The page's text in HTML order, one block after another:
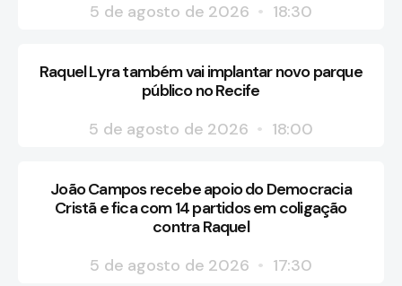
5 de agosto de 2026
18:30
Raquel Lyra também vai implantar novo parque
público no Recife
5 de agosto de 2026
18:00
João Campos recebe apoio do Democracia
Cristã e fica com 14 partidos em coligação
contra Raquel
5 de agosto de 2026
17:30